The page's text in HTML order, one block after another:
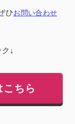
ひお問い合わせ
↓
ちら